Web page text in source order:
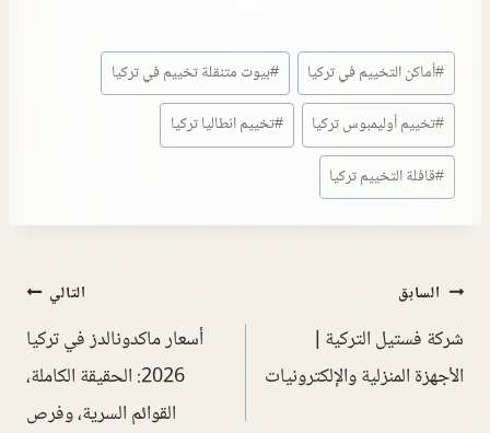
#أماكن التخييم في تركيا #بيوت متنقلة تخييم في تركيا
#تخييم أوليمبوس تركيا #تخييم انطاليا تركيا
#قافلة التخييم تركيا
السابق
شركة فستيل التركية |
الأجهزة المنزلية والإلكترونيات
التالي
أسعار ماكدونالدز في تركيا
2026: الحقيقة الكاملة،
القوائم السرية، وفرص